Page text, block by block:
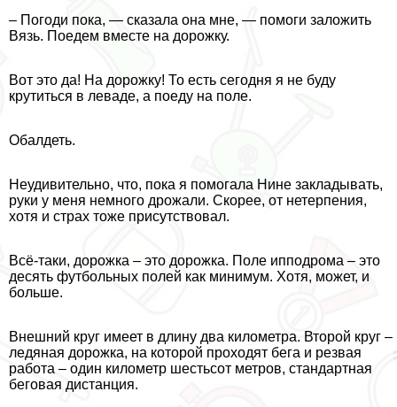
– Погоди пока, — сказала она мне, — помоги заложить
Вязь. Поедем вместе на дорожку.
Вот это да! На дорожку! То есть сегодня я не буду
крутиться в леваде, а поеду на поле.
Обалдеть.
Неудивительно, что, пока я помогала Нине закладывать,
руки у меня немного дрожали. Скорее, от нетерпения,
хотя и страх тоже присутствовал.
Всё-таки, дорожка – это дорожка. Поле ипподрома – это
десять футбольных полей как минимум. Хотя, может, и
больше.
Внешний круг имеет в длину два километра. Второй круг –
ледяная дорожка, на которой проходят бега и резвая
работа – один километр шестьсот метров, стандартная
беговая дистанция.